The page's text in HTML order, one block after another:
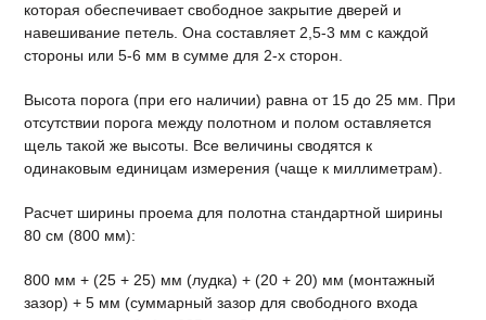
которая обеспечивает свободное закрытие дверей и
навешивание петель. Она составляет 2,5-3 мм с каждой
стороны или 5-6 мм в сумме для 2-х сторон.
Высота порога (при его наличии) равна от 15 до 25 мм. При
отсутствии порога между полотном и полом оставляется
щель такой же высоты. Все величины сводятся к
одинаковым единицам измерения (чаще к миллиметрам).
Расчет ширины проема для полотна стандартной ширины
80 см (800 мм):
800 мм + (25 + 25) мм (лудка) + (20 + 20) мм (монтажный
зазор) + 5 мм (суммарный зазор для свободного входа